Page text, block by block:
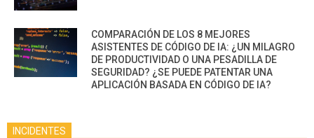
COMPARACIÓN DE LOS 8 MEJORES
ASISTENTES DE CÓDIGO DE IA: ¿UN MILAGRO
DE PRODUCTIVIDAD O UNA PESADILLA DE
SEGURIDAD? ¿SE PUEDE PATENTAR UNA
APLICACIÓN BASADA EN CÓDIGO DE IA?
INCIDENTES